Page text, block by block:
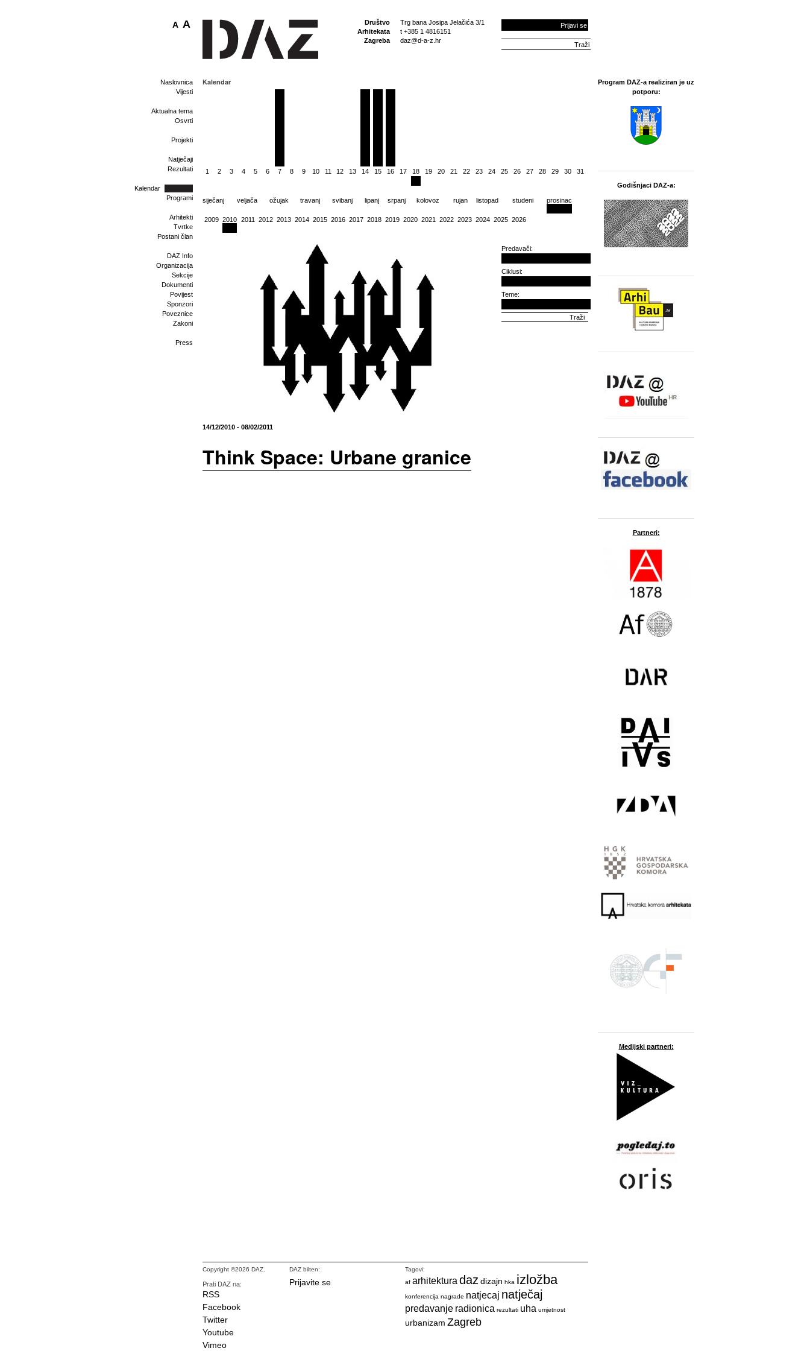
Društvo
Arhitekata
Zagreba
Trg bana Josipa Jelačića 3/1
t +385 1 4816151
daz@d-a-z.hr
Prijavi se
A A
Naslovnica
Vijesti
Aktualna tema
Osvrti
Projekti
Natječaji
Rezultati
Kalendar
Programi
Arhitekti
Tvrtke
Postani član
DAZ Info
Organizacija
Sekcije
Dokumenti
Povijest
Sponzori
Poveznice
Zakoni
Press
Kalendar
1 2 3 4 5 6 7 8 9 10 11 12 13 14 15 16 17 18 19 20 21 22 23 24 25 26 27 28 29 30 31
siječanj veljača ožujak travanj svibanj lipanj srpanj kolovoz rujan listopad studeni prosinac
2009 2010 2011 2012 2013 2014 2015 2016 2017 2018 2019 2020 2021 2022 2023 2024 2025 2026
14/12/2010 - 08/02/2011
Think Space: Urbane granice
Predavači:
Ciklusi:
Teme:
Program DAZ-a realiziran je uz
potporu:
Godišnjaci DAZ-a:
Partneri:
Medijski partneri:
Copyright ©2026 DAZ.
Prati DAZ na:
RSS
Facebook
Twitter
Youtube
Vimeo
DAZ bilten:
Prijavite se
Tagovi:
af arhitektura daz dizajn hka izložba
konferencija nagrade natjecaj natječaj
predavanje radionica rezultati uha umjetnost
urbanizam Zagreb